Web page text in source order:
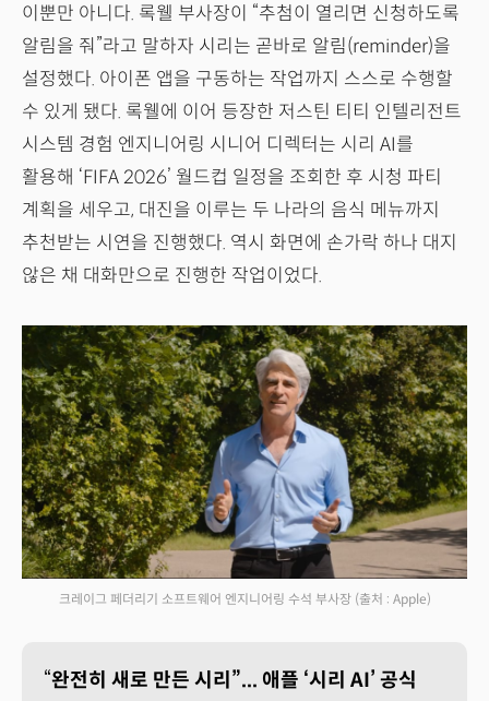
이뿐만 아니다. 록웰 부사장이 “추첨이 열리면 신청하도록
알림을 줘”라고 말하자 시리는 곧바로 알림(reminder)을
설정했다. 아이폰 앱을 구동하는 작업까지 스스로 수행할
수 있게 됐다. 록웰에 이어 등장한 저스틴 티티 인텔리전트
시스템 경험 엔지니어링 시니어 디렉터는 시리 AI를
활용해 ‘FIFA 2026’ 월드컵 일정을 조회한 후 시청 파티
계획을 세우고, 대진을 이루는 두 나라의 음식 메뉴까지
추천받는 시연을 진행했다. 역시 화면에 손가락 하나 대지
않은 채 대화만으로 진행한 작업이었다.
크레이그 페더리기 소프트웨어 엔지니어링 수석 부사장 (출처 : Apple)
“완전히 새로 만든 시리”... 애플 ‘시리 AI’ 공식